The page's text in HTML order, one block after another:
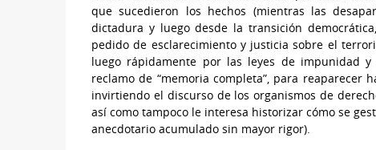
que sucedieron los hechos (mientras las
dictadura y luego desde la transición
pedido de esclarecimiento y justicia sobre el
luego rápidamente por las leyes de impunidad
reclamo de “memoria completa”, para reaparecer
invirtiendo el discurso de los organismos de
así como tampoco le interesa historizar cómo se
anecdotario acumulado sin mayor rigor).